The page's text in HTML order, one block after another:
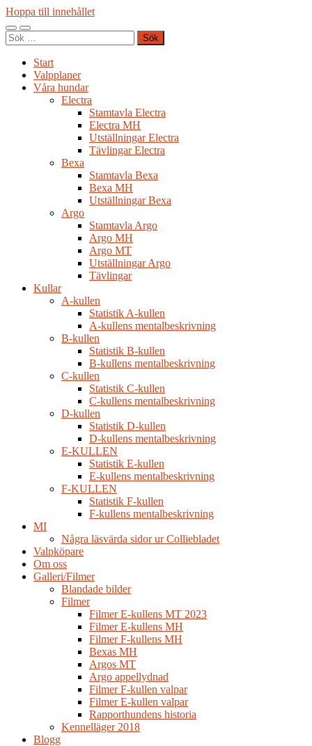
Hoppa till innehållet
Slå
på/av
Slå
på/av
Sök
efter:
Start
Valpplaner
Våra hundar
Electra
Stamtavla Electra
Electra MH
Utställningar Electra
Tävlingar Electra
Bexa
Stamtavla Bexa
Bexa MH
Utställningar Bexa
Argo
Stamtavla Argo
Argo MH
Argo MT
Utställningar Argo
Tävlingar
Kullar
A-kullen
Statistik A-kullen
A-kullens mentalbeskrivning
B-kullen
Statistik B-kullen
B-kullens mentalbeskrivning
C-kullen
Statistik C-kullen
C-kullens mentalbeskrivning
D-kullen
Statistik D-kullen
D-kullens mentalbeskrivning
E-KULLEN
Statistik E-kullen
E-kullens mentalbeskrivning
F-KULLEN
Statistik F-kullen
F-kullens mentalbeskrivning
MI
Några läsvärda sidor ur Colliebladet
Valpköpare
Om oss
Galleri/Filmer
Blandade bilder
Filmer
Filmer E-kullens MT 2023
Filmer E-kullens MH
Filmer F-kullens MH
Bexas MH
Argos MT
Argo appellydnad
Filmer F-kullen valpar
Filmer E-kullen valpar
Rapporthundens historia
Kennelläger 2018
Blogg